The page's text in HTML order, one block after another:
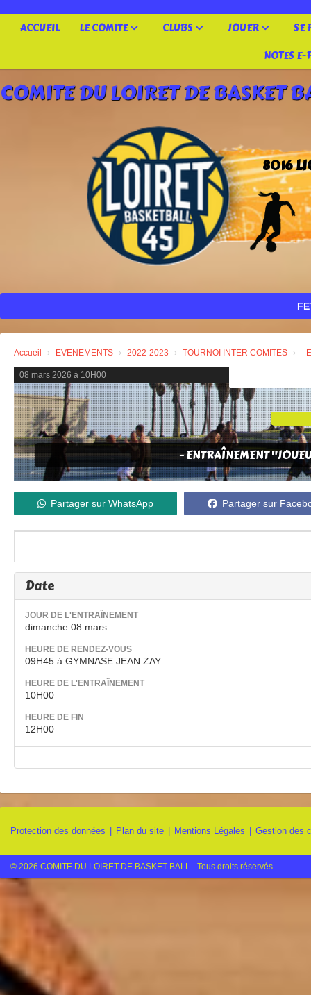
ACCUEIL LE COMITE CLUBS JOUER
SE
NOTES E-
COMITE DU LOIRET DE BASKET
8016
FETE
Accueil EVENEMENTS 2022-2023 TOURNOI INTER COMITES -
08 mars 2026 à 10H00
- ENTRAÎNEMENT
Partager sur WhatsApp Partager sur
Date
JOUR DE L'ENTRAÎNEMENT
dimanche 08 mars
HEURE DE RENDEZ-VOUS
09H45 à GYMNASE JEAN ZAY
HEURE DE L'ENTRAÎNEMENT
10H00
HEURE DE FIN
12H00
Protection des données Plan du site Mentions Légales Gestion des
© 2026 COMITE DU LOIRET DE BASKET BALL - Tous droits réservés